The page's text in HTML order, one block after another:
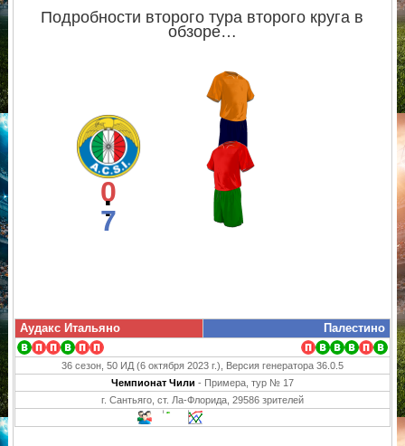
Подробности второго тура второго круга в
обзоре…
0
:
7
Аудакс Итальяно Палестино
36 сезон, 50 ИД (6 октября 2023 г.), Версия генератора 36.0.5
Чемпионат Чили - Примера, тур № 17
г. Сантьяго, ст. Ла-Флорида, 29586 зрителей